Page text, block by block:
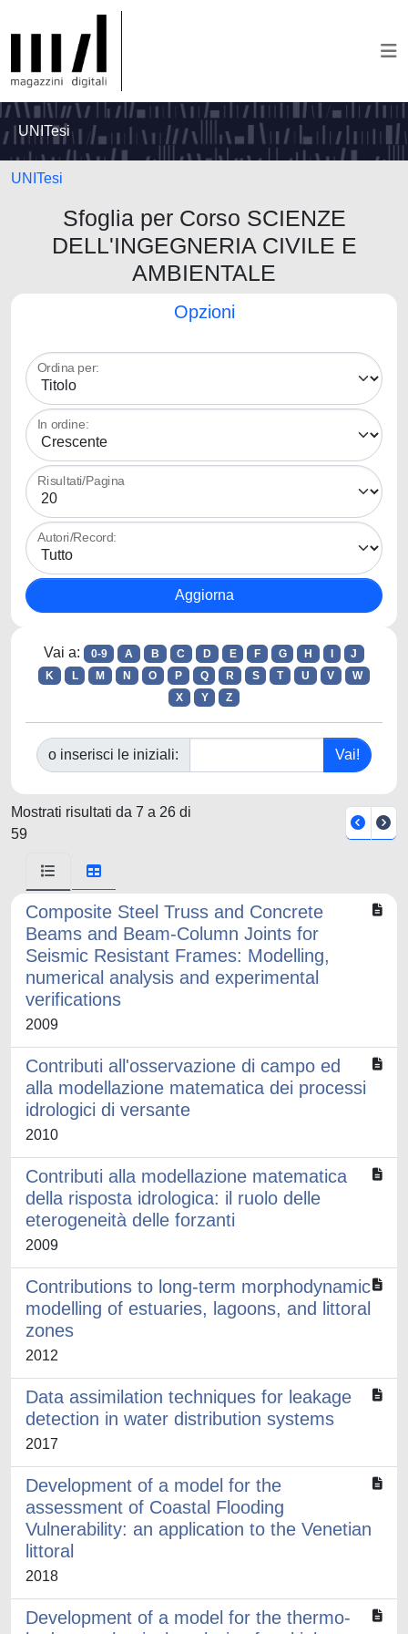
UNITesi
UNITesi
Sfoglia per Corso SCIENZE
DELL'INGEGNERIA CIVILE E
AMBIENTALE
Opzioni
Ordina per:
In ordine:
Risultati/Pagina
Autori/Record:
Vai a: 0-9 A B C D E F G H
J
K
L M N O P Q R S T U V
W
X
Y Z
o inserisci le iniziali:
Mostrati risultati da 7 a 26 di
59
Composite Steel Truss and Concrete
Beams and Beam-Column Joints for
Seismic Resistant Frames: Modelling,
numerical analysis and experimental
verifications
2009
Contributi all'osservazione di campo ed
alla modellazione matematica dei processi
idrologici di versante
2010
Contributi alla modellazione matematica
della risposta idrologica: il ruolo delle
eterogeneità delle forzanti
2009
Contributions to long-term morphodynamic
modelling of estuaries, lagoons, and littoral
zones
2012
Data assimilation techniques for leakage
detection in water distribution systems
2017
Development of a model for the
assessment of Coastal Flooding
Vulnerability: an application to the Venetian
littoral
2018
Development of a model for the thermo-